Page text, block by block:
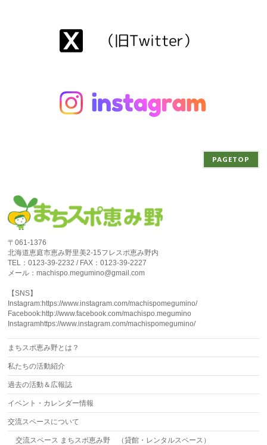
PAGETOP
〒061-1376
北海道恵庭市恵み野里美2-15フレスポ恵み野内
TEL：0123-39-2232 / FAX：0123-39-2227
メール：machispo.megumino@gmail.com
【SNS】
Instagram:https://www.instagram.com/machispomegumino/
Facebook:http://www.facebook.com/machispo.megumino
Instagramhttps://www.instagram.com/machispomegumino/
まちスポ恵み野とは？
私たちの活動紹介
過去の活動＆広報誌
イベント・カレンダー情報
交流スペースについて
交流スペース まちスポ恵み野 （貸館・レンタルスペース）